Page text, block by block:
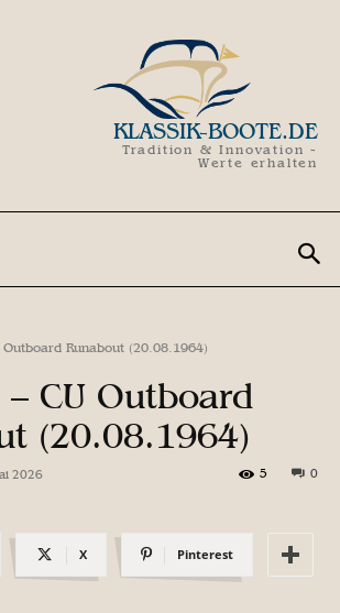
KLASSIK-BOOTE.DE
Tradition & Innovation -
Werte erhalten
Runabout (20.08.1964)
CU Outboard
(20.08.1964)
2026 0
5
X Pinterest